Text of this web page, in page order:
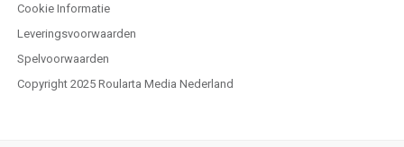
Cookie Informatie
Leveringsvoorwaarden
Spelvoorwaarden
Copyright 2025 Roularta Media Nederland